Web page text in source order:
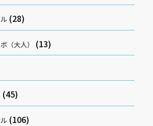
(28)
（大人） (13)
(45)
(106)